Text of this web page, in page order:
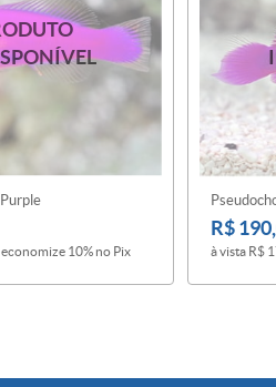
10% no Pix
R$
à vista R$